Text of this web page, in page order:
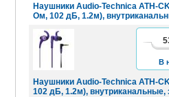
Наушники Audio-Technica ATH-
Ом, 102 дБ, 1.2м),
Наушники Audio-Technica ATH-
102 дБ, 1.2м), внутриканальные,
В